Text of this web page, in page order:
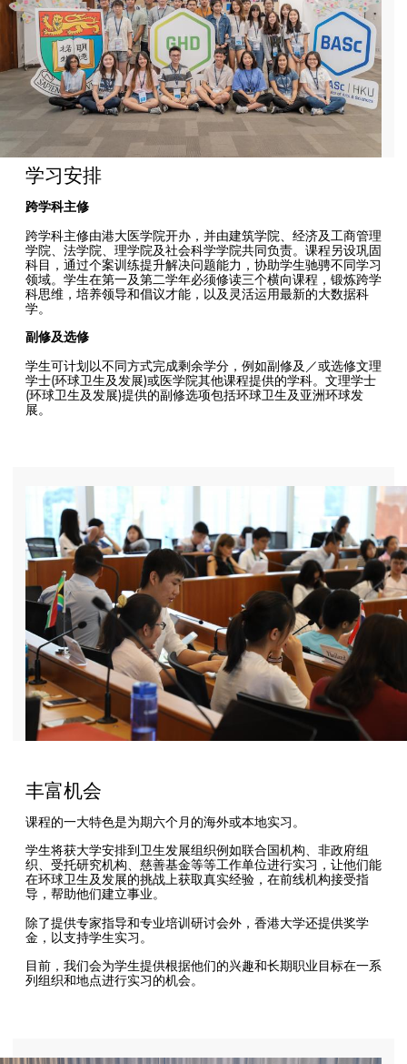
学习安排
跨学科主修
跨学科主修由港大医学院开办，并由建筑学院、经济及工商管理
学院、法学院、理学院及社会科学学院共同负责。课程另设巩固
科目，通过个案训练提升解决问题能力，协助学生驰骋不同学习
领域。学生在第一及第二学年必须修读三个横向课程，锻炼跨学
科思维，培养领导和倡议才能，以及灵活运用最新的大数据科
学。
副修及选修
学生可计划以不同方式完成剩余学分，例如副修及／或选修文理
学士(环球卫生及发展)或医学院其他课程提供的学科。文理学士
(环球卫生及发展)提供的副修选项包括环球卫生及亚洲环球发
展。
丰富机会
课程的一大特色是为期六个月的海外或本地实习。
学生将获大学安排到卫生发展组织例如联合国机构、非政府组
织、受托研究机构、慈善基金等等工作单位进行实习，让他们能
在环球卫生及发展的挑战上获取真实经验，在前线机构接受指
导，帮助他们建立事业。
除了提供专家指导和专业培训研讨会外，香港大学还提供奖学
金，以支持学生实习。
目前，我们会为学生提供根据他们的兴趣和长期职业目标在一系
列组织和地点进行实习的机会。